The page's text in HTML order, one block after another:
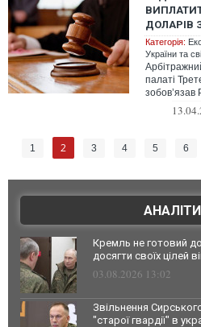
ДОЛАРІВ
Категорія:
України та
палаті
"Нафтогаз
1 2 3 4 5 6
Кремль не готовий
досягти своїх цілей
03.08.2026 13:02
Звільнення
"старої гвардії" в